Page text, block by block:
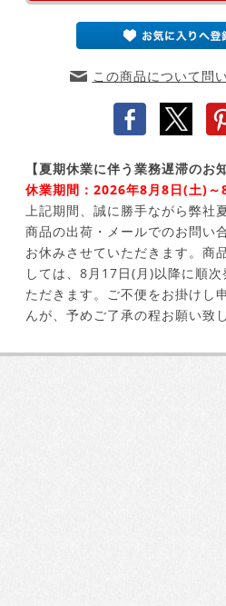
この商品について問
【夏期休業に伴う業務遅滞のお
休業期間：2026年8月8日(土)
上記期間、誠に勝手ながら弊社
商品の出荷・メールでのお問い
お休みさせていただきます。商
しては、8月17日(月)以降に順
ただきます。ご不便をお掛けし
んが、予めご了承の程お願い致